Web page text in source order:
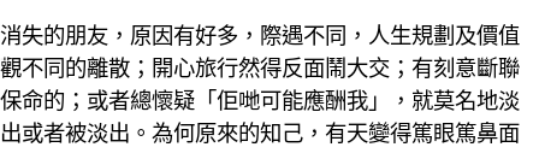
消失的朋友，原因有好多，際遇不同，人生規劃及價值
觀不同的離散；開心旅行然得反面鬧大交；有刻意斷聯
保命的；或者總懷疑「佢哋可能應酬我」，就莫名地淡
出或者被淡出。為何原來的知己，有天變得篤眼篤鼻面